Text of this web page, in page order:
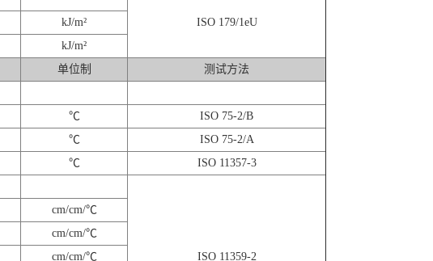
ISO 179/1eU
kJ/m²
kJ/m²
单位制
测试方法
℃
ISO 75-2/B
℃
ISO 75-2/A
℃
ISO 11357-3
ISO 11359-2
cm/cm/℃
cm/cm/℃
cm/cm/℃